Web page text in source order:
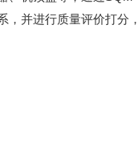
并进行质量评价打分